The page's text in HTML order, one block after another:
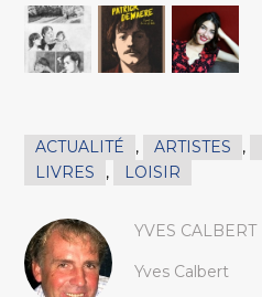
ACTUALITÉ , ARTISTES ,
LIVRES
, LOISIR
YVES CALBERT
Yves Calbert